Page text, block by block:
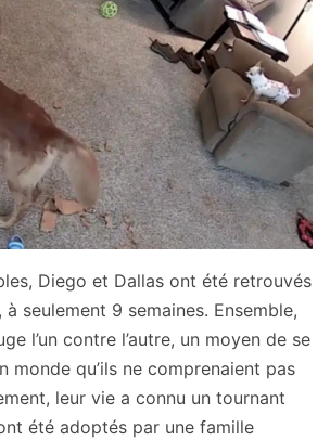
Diego et Dallas ont été retrouvés
à seulement 9 semaines. Ensemble,
l’un contre l’autre, un moyen de se
monde qu’ils ne comprenaient pas
leur vie a connu un tournant
été adoptés par une famille